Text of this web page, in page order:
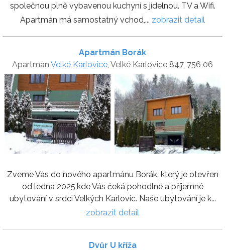
společnou plně vybavenou kuchyní s jídelnou. TV a Wifi.
Apartmán má samostatný vchod,... zobrazit detail
Apartmán Borák
Apartmán Velké Karlovice, Velké Karlovice 847, 756 06
Zveme Vás do nového apartmánu Borák, který je otevřen
od ledna 2025,kde Vás čeká pohodlné a příjemné
ubytování v srdci Velkých Karlovic. Naše ubytování je k...
zobrazit detail
Dvůr U kříža